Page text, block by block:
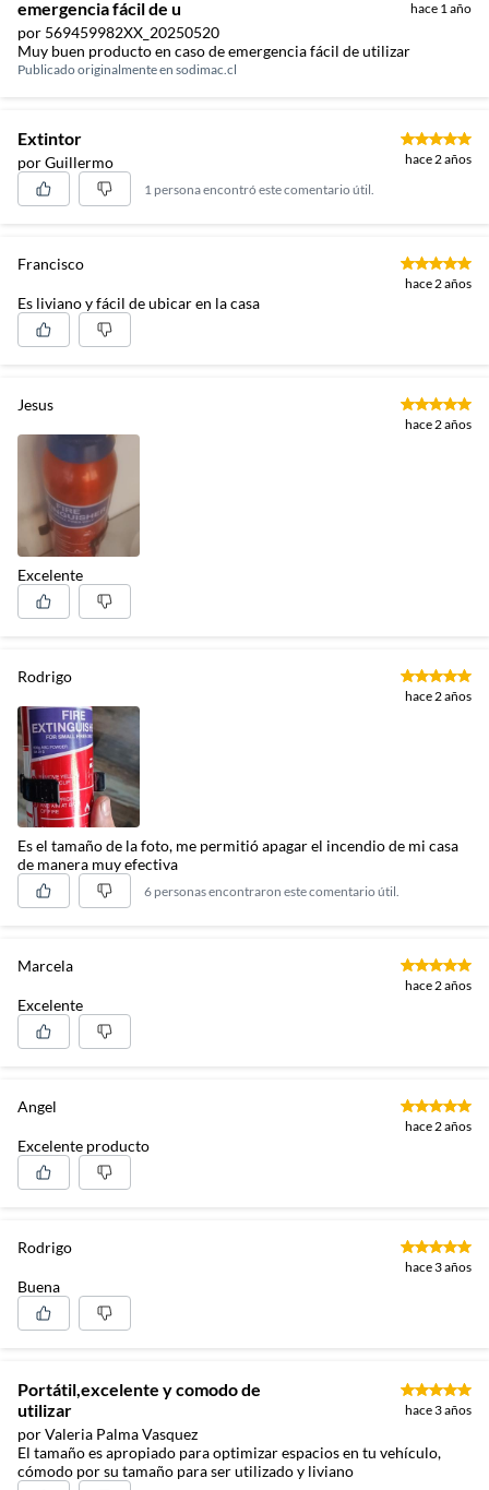
emergencia fácil de u
por 569459982XX_20250520
hace 1 año
Muy buen producto en caso de emergencia fácil de utilizar
Publicado originalmente en sodimac.cl
Extintor
por Guillermo
hace 2 años
1 persona encontró este comentario útil.
Francisco
hace 2 años
Es liviano y fácil de ubicar en la casa
Jesus
hace 2 años
Excelente
Rodrigo
hace 2 años
Es el tamaño de la foto, me permitió apagar el incendio de mi casa
de manera muy efectiva
6 personas encontraron este comentario útil.
Marcela
hace 2 años
Excelente
Angel
hace 2 años
Excelente producto
Rodrigo
hace 3 años
Buena
Portátil,excelente y comodo de
utilizar
por Valeria Palma Vasquez
hace 3 años
El tamaño es apropiado para optimizar espacios en tu vehículo,
cómodo por su tamaño para ser utilizado y liviano